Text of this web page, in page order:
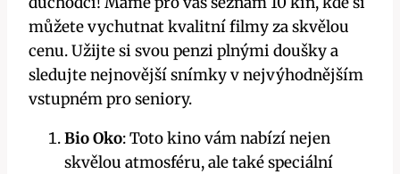
můžete vychutnat kvalitní filmy za skvělou
cenu. Užijte si svou penzi plnými doušky a
sledujte nejnovější snímky v nejvýhodnějším
vstupném pro seniory.
Bio Oko: Toto kino vám nabízí nejen
skvělou atmosféru, ale také speciální